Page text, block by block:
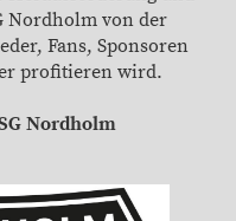
Nordholm von der
Fans, Sponsoren
profitieren wird.
Nordholm